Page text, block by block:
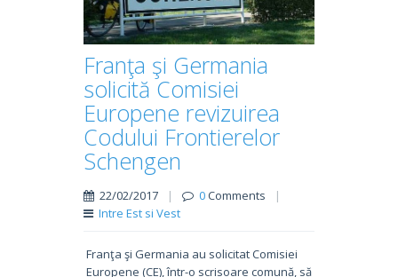
Franţa şi Germania
solicită Comisiei
Europene revizuirea
Codului Frontierelor
Schengen
22/02/2017 | 0Comments
|
Intre Est si Vest
Franţa şi Germania au solicitat Comisiei
Europene (CE), într-o scrisoare comună, să